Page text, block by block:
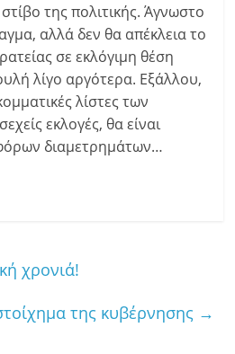
της πολιτικής. Άγνωστο
αλλά δεν θα απέκλεια το
σε εκλόγιμη θέση
λίγο αργότερα. Εξάλλου,
λίστες των
εκλογές, θα είναι
διαμετρημάτων…
χρονιά!
της κυβέρνησης →